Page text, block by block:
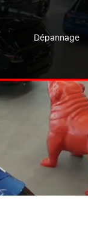
Dépannage